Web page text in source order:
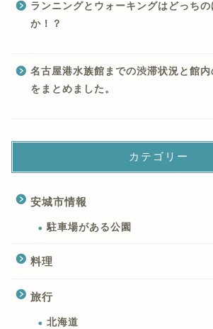
ランニングとウォーキングはどっち
か！？
名古屋港水族館までの渋滞状況と館内
をまとめました。
カテゴリー
安城市情報
駐車場がある公園
料理
旅行
北海道